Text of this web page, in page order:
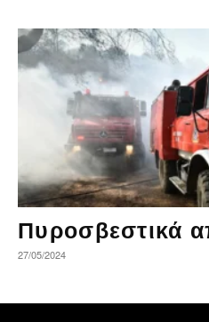
Πυροσβεστικά
27/05/2024